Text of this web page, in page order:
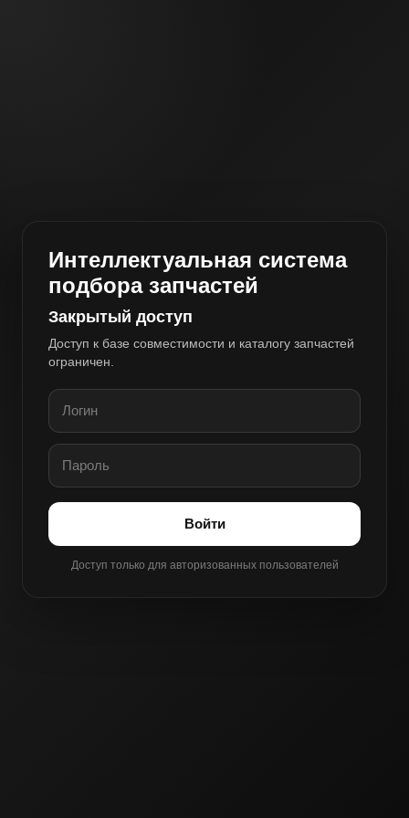
Интеллектуальная система
подбора запчастей
Закрытый доступ
Доступ к базе совместимости и каталогу запчастей
ограничен.
Войти
Доступ только для авторизованных пользователей